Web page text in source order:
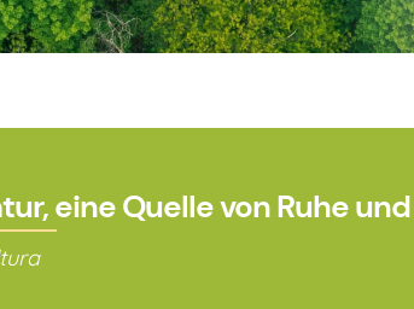
eine Quelle von Ruhe